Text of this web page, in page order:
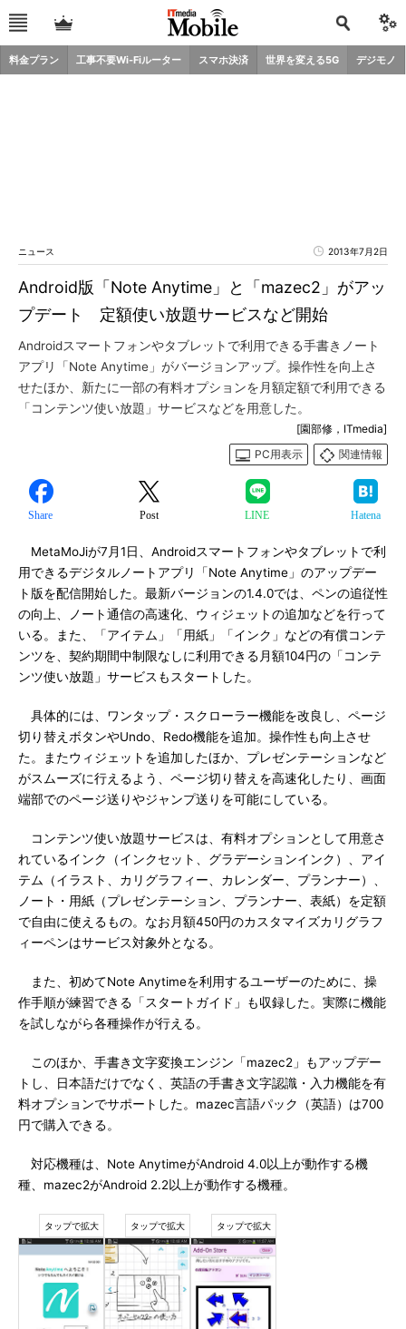
料金プラン 工事不要Wi-Fiルーター スマホ決済 世界を変える5G デジモノ
ニュース 2013年7月2日
Android版「Note Anytime」と「mazec2」がアッ
プデート 定額使い放題サービスなど開始
Androidスマートフォンやタブレットで利用できる手書きノート
アプリ「Note Anytime」がバージョンアップ。操作性を向上さ
せたほか、新たに一部の有料オプションを月額定額で利用できる
「コンテンツ使い放題」サービスなどを用意した。
[園部修，ITmedia]
PC用表示
関連情報
Share Post LINE Hatena
MetaMoJiが7月1日、Androidスマートフォンやタブレットで利
用できるデジタルノートアプリ「Note Anytime」のアップデー
ト版を配信開始した。最新バージョンの1.4.0では、ペンの追従性
の向上、ノート通信の高速化、ウィジェットの追加などを行って
いる。また、「アイテム」「用紙」「インク」などの有償コンテ
ンツを、契約期間中制限なしに利用できる月額104円の「コンテ
ンツ使い放題」サービスもスタートした。
具体的には、ワンタップ・スクローラー機能を改良し、ページ
切り替えボタンやUndo、Redo機能を追加。操作性も向上させ
た。またウィジェットを追加したほか、プレゼンテーションなど
がスムーズに行えるよう、ページ切り替えを高速化したり、画面
端部でのページ送りやジャンプ送りを可能にしている。
コンテンツ使い放題サービスは、有料オプションとして用意さ
れているインク（インクセット、グラデーションインク）、アイ
テム（イラスト、カリグラフィー、カレンダー、プランナー）、
ノート・用紙（プレゼンテーション、プランナー、表紙）を定額
で自由に使えるもの。なお月額450円のカスタマイズカリグラフ
ィーペンはサービス対象外となる。
また、初めてNote Anytimeを利用するユーザーのために、操
作手順が練習できる「スタートガイド」も収録した。実際に機能
を試しながら各種操作が行える。
このほか、手書き文字変換エンジン「mazec2」もアップデー
トし、日本語だけでなく、英語の手書き文字認識・入力機能を有
料オプションでサポートした。mazec言語パック（英語）は700
円で購入できる。
対応機種は、Note AnytimeがAndroid 4.0以上が動作する機
種、mazec2がAndroid 2.2以上が動作する機種。